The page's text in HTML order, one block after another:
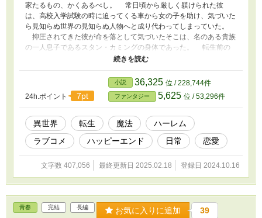
家たるもの、かくあるべし。 常日頃から厳しく躾けられた彼
は、高校入学試験の時に迫ってくる車から女の子を助け、気づいた
ら見知らぬ世界の見知らぬ人物へと成り代わってしまっていた。
抑圧されてきた彼が命を落として気づいたそこは、名のある貴族
の一人息子であるスタン・カミングの身体であった。 転生前の
スタンは若干６歳。そして生まれた頃より甘やかされて育ってきた
その性格は、わがまま放題のドラ息子でもあった。 そんなスタ
ンが突然変化したことにより戸惑いつつも、次第に周りも受け入れ
始める。同時に、神山家から開放されたと実感した彼は新たな生を
謳歌しようとドラ息子の立場を利用してわがまま放題すると決めた
のであった。 しかし元が御曹司で英才教育を受けてきた彼にと
ってのわがままは中途半端なものに過ぎず、やることなす事全て周
りを助ける結果となってしまう。 彼が動けば良い方向へ。そん
な行動を無自覚ながら取り続けた彼の周りには、従者や幼なじみ、
異世界に転生した御曹司のわがまま（自称）生活が、今盛大に始ま
24h.ポイント 7pt
小説 36,325 位 / 228,744件
ファンタジー 5,625 位 / 53,296件
異世界 転生 魔法
ハーレム
ラブコメ
ハッピーエンド 日常 恋愛
文字数 407,056 最終更新日 2025.02.18 登録日 2024.10.16
青春 完結 長編 お気に入りに追加 39